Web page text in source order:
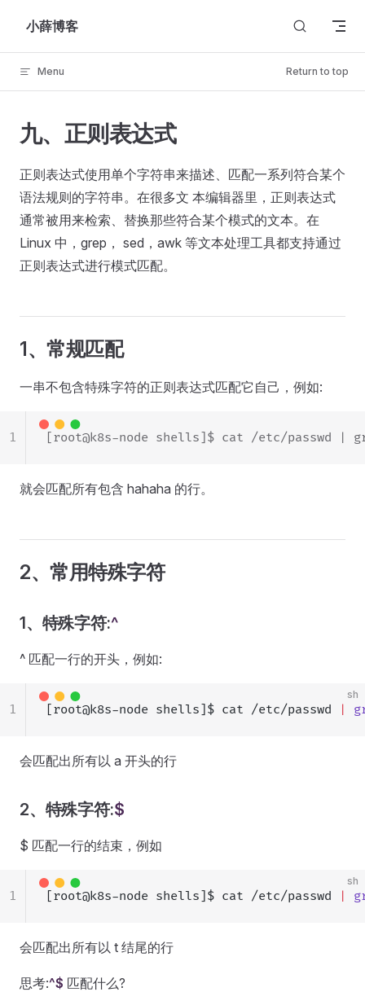
Skip to content
小薛博客
Menu Return to top
九、正则表达式
正则表达式使用单个字符串来描述、匹配一系列符合某个
语法规则的字符串。在很多文 本编辑器里，正则表达式
通常被用来检索、替换那些符合某个模式的文本。在
Linux 中，grep， sed，awk 等文本处理工具都支持通过
正则表达式进行模式匹配。
1、常规匹配
一串不包含特殊字符的正则表达式匹配它自己，例如:
[root@k8s-node shells]$ cat /etc/passwd |
1
就会匹配所有包含 hahaha 的行。
2、常用特殊字符
1、特殊字符:^
^ 匹配一行的开头，例如:
sh
[root@k8s-node shells]$ cat /etc/passwd |
1
会匹配出所有以 a 开头的行
2、特殊字符:$
$ 匹配一行的结束，例如
sh
[root@k8s-node shells]$ cat /etc/passwd |
1
会匹配出所有以 t 结尾的行
思考:^$ 匹配什么?